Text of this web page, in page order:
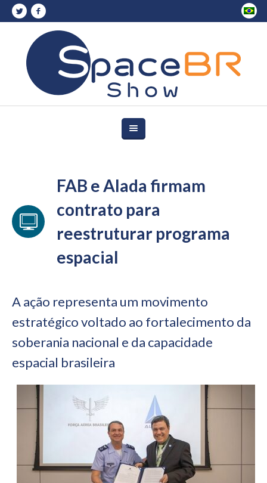
FAB e Alada firmam
contrato para
reestruturar programa
espacial
A ação representa um movimento
estratégico voltado ao fortalecimento da
soberania nacional e da capacidade
espacial brasileira